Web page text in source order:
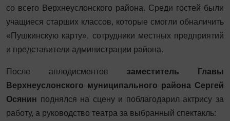
со всего Верхнеуслонского района. Среди гостей были
учащиеся старших классов, которые смогли обналичить
«Пушкинскую карту», сотрудники местных предприятий
и представители администрации района.
После аплодисментов заместитель Главы
Верхнеуслонского муниципального района Сергей
Осянин поднялся на сцену и поблагодарил актрису за
работу, а руководство театра за выбранный спектакль: